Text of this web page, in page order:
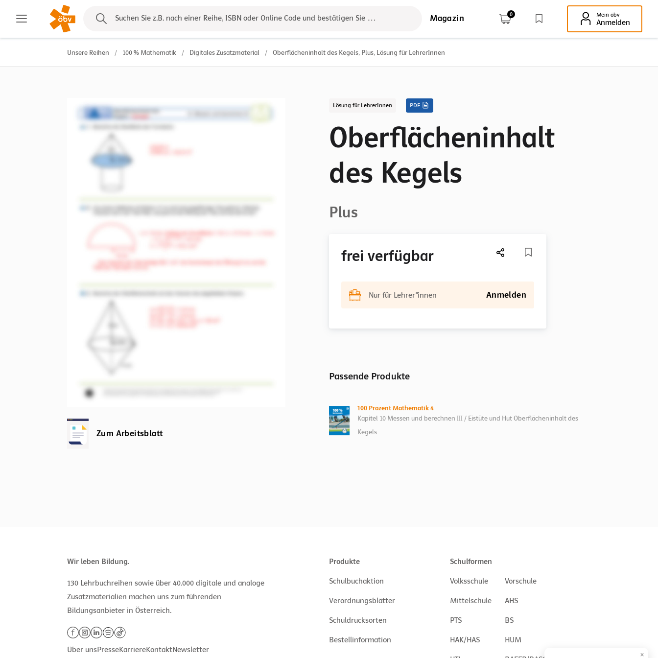
Suchen Sie z.B. nach einer Reihe, ISBN oder Online Code und bestätigen Sie das Ergebnis mit der Enter-Taste!
Magazin 0 Mein öbv
Anmelden
Kontakt
Unsere Reihen / 100 % Mathematik / Digitales Zusatzmaterial / Oberflächeninhalt des Kegels, Plus, Lösung für LehrerInnen
Zum Arbeitsblatt
Lösung für LehrerInnen PDF
Oberflächeninhalt
des Kegels
Plus
frei verfügbar
Nur für Lehrer*innen Anmelden
Passende Produkte
100 Prozent Mathematik 4
Kapitel 10 Messen und berechnen III / Eistüte und Hut Oberflächeninhalt des
Kegels
Wir leben Bildung.
130 Lehrbuchreihen sowie über 40.000 digitale und analoge
Zusatzmaterialien machen uns zum führenden
Bildungsanbieter in Österreich.
Über unsPresseKarriereKontaktNewsletter
Produkte
Schulbuchaktion
Verordnungsblätter
Schuldrucksorten
Bestellinformation
Schulformen
Volksschule Vorschule
Mittelschule AHS
PTS BS
HAK/HAS HUM
×